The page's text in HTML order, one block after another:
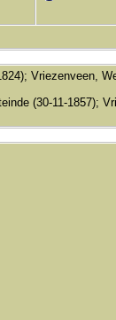
Vriezenveen,
(30-11-1857);